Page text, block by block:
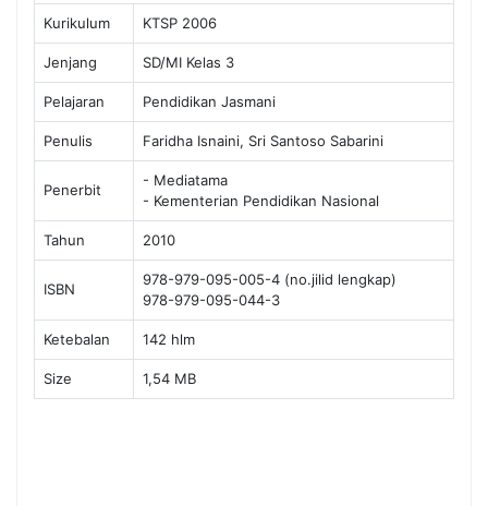
Kurikulum KTSP 2006
Jenjang SD/MI Kelas 3
Pelajaran Pendidikan Jasmani
Penulis Faridha Isnaini, Sri Santoso Sabarini
Penerbit
- Mediatama
- Kementerian Pendidikan Nasional
Tahun 2010
ISBN
978-979-095-005-4 (no.jilid lengkap)
978-979-095-044-3
Ketebalan 142 hlm
Size 1,54 MB